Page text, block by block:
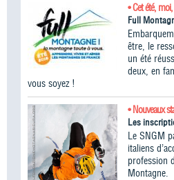
• Cet été,
Full
être, le
un été
deux, en
vous soyez !
• Nouveaux
Les
Le SNGM
italiens
profession
Montagne.